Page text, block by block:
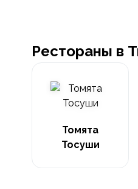
Рестораны в
Томята
Тосуши